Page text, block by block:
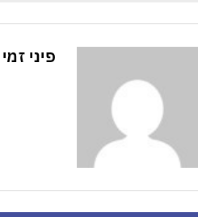
פיני